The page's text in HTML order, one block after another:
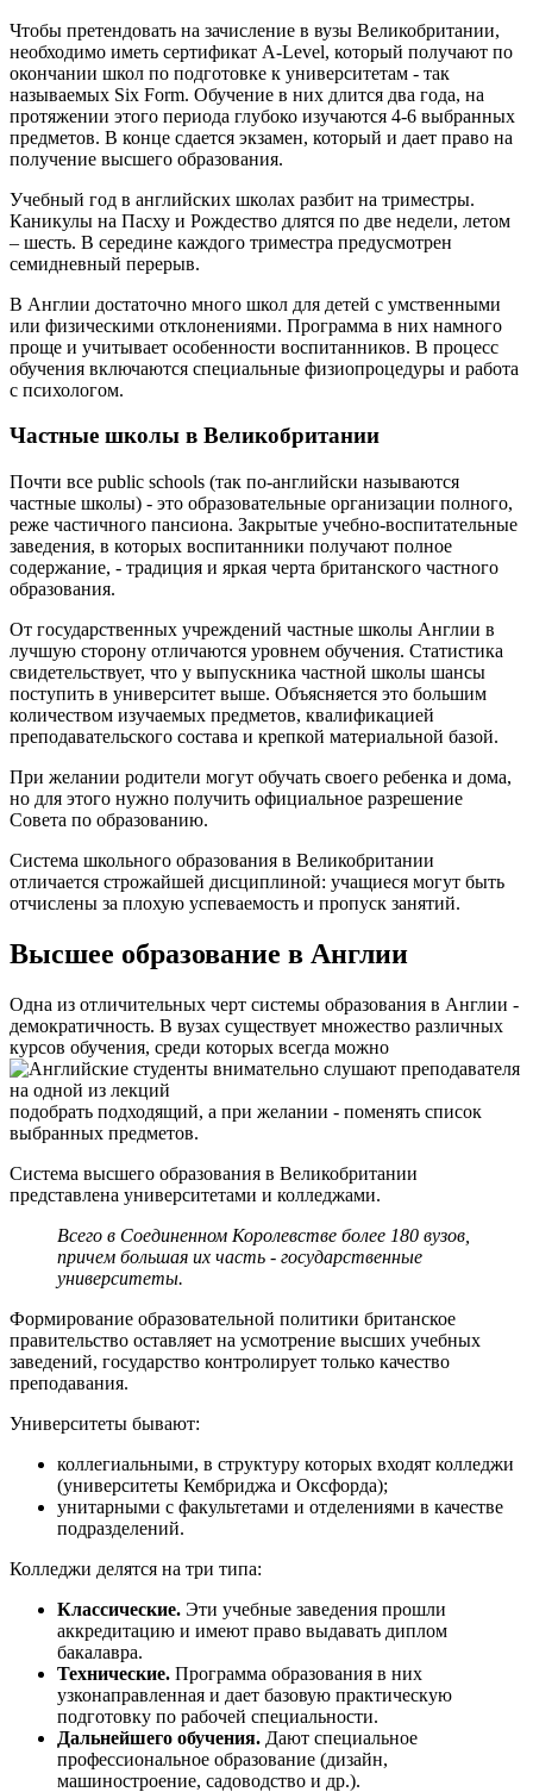
Чтобы претендовать на зачисление в вузы Великобритании,
необходимо иметь сертификат A-Level, который получают по
окончании школ по подготовке к университетам - так
называемых Six Form. Обучение в них длится два года, на
протяжении этого периода глубоко изучаются 4-6 выбранных
предметов. В конце сдается экзамен, который и дает право на
получение высшего образования.
Учебный год в английских школах разбит на триместры.
Каникулы на Пасху и Рождество длятся по две недели, летом
– шесть. В середине каждого триместра предусмотрен
семидневный перерыв.
В Англии достаточно много школ для детей с умственными
или физическими отклонениями. Программа в них намного
проще и учитывает особенности воспитанников. В процесс
обучения включаются специальные физиопроцедуры и работа
с психологом.
Частные школы в Великобритании
Почти все public schools (так по-английски называются
частные школы) - это образовательные организации полного,
реже частичного пансиона. Закрытые учебно-воспитательные
заведения, в которых воспитанники получают полное
содержание, - традиция и яркая черта британского частного
образования.
От государственных учреждений частные школы Англии в
лучшую сторону отличаются уровнем обучения. Статистика
свидетельствует, что у выпускника частной школы шансы
поступить в университет выше. Объясняется это большим
количеством изучаемых предметов, квалификацией
преподавательского состава и крепкой материальной базой.
При желании родители могут обучать своего ребенка и дома,
но для этого нужно получить официальное разрешение
Совета по образованию.
Система школьного образования в Великобритании
отличается строжайшей дисциплиной: учащиеся могут быть
отчислены за плохую успеваемость и пропуск занятий.
Высшее образование в Англии
Одна из отличительных черт системы образования в Англии -
демократичность. В вузах существует множество различных
курсов обучения, среди которых всегда можно
подобрать подходящий, а при желании - поменять список
выбранных предметов.
Система высшего образования в Великобритании
представлена университетами и колледжами.
Всего в Соединенном Королевстве более 180 вузов,
причем большая их часть - государственные
университеты.
Формирование образовательной политики британское
правительство оставляет на усмотрение высших учебных
заведений, государство контролирует только качество
преподавания.
Университеты бывают:
коллегиальными, в структуру которых входят колледжи
(университеты Кембриджа и Оксфорда);
унитарными с факультетами и отделениями в качестве
подразделений.
Колледжи делятся на три типа:
Классические. Эти учебные заведения прошли
аккредитацию и имеют право выдавать диплом
бакалавра.
Технические. Программа образования в них
узконаправленная и дает базовую практическую
подготовку по рабочей специальности.
Дальнейшего обучения. Дают специальное
профессиональное образование (дизайн,
машиностроение, садоводство и др.).